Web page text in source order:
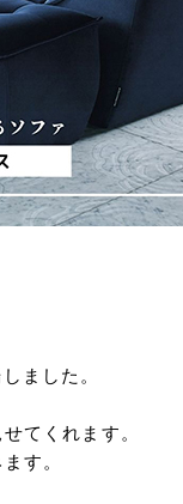
ました。
てくれます。
す。